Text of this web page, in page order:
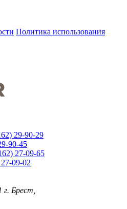
Политика использования
29-90-29
90-45
27-09-65
09-02
г. Брест,